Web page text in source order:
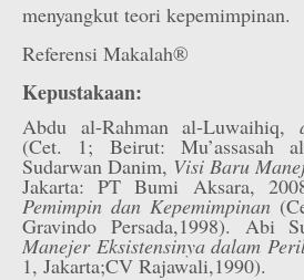
menyangkut teori kepemimpinan.
Referensi Makalah®
Kepustakaan:
Abdu al-Rahman al-Luwaihiq,
(Cet. 1; Beirut: Mu’assasah
Sudarwan Danim, Visi Baru
Jakarta: PT Bumi Aksara,
Pemimpin dan Kepemimpinan
Gravindo Persada,1998). Abi
Manejer Eksistensinya dalam
1, Jakarta;CV Rajawali,1990).